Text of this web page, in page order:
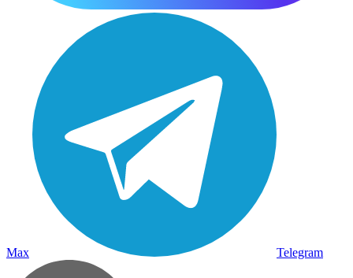
Max Telegram